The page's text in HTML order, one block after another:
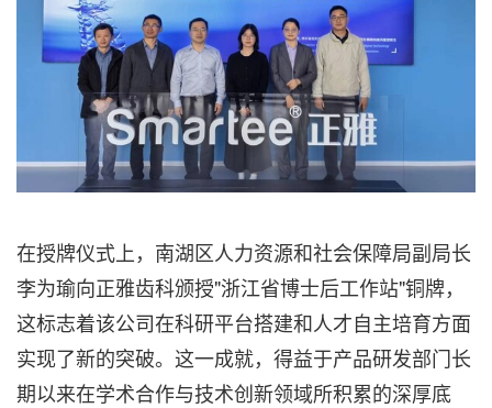
在授牌仪式上，南湖区人力资源和社会保障局副局长
李为瑜向正雅齿科颁授"浙江省博士后工作站"铜牌，
这标志着该公司在科研平台搭建和人才自主培育方面
实现了新的突破。这一成就，得益于产品研发部门长
期以来在学术合作与技术创新领域所积累的深厚底